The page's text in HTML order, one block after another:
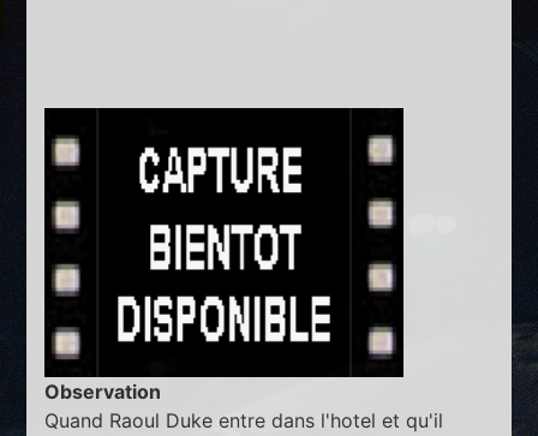
Observation
Quand Raoul Duke entre dans l'hotel et qu'il